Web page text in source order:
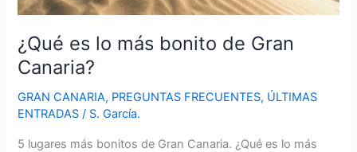
¿Qué es lo más bonito de Gran
Canaria?
GRAN CANARIA, PREGUNTAS FRECUENTES, ÚLTIMAS
ENTRADAS / S. García.
5 lugares más bonitos de Gran Canaria. ¿Qué es lo más